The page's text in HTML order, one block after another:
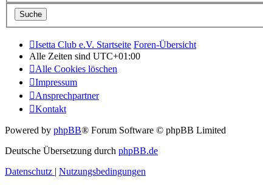
Isetta Club e.V. Startseite Foren-Übersicht
Alle Zeiten sind UTC+01:00
Alle Cookies löschen
Impressum
Ansprechpartner
Kontakt
Powered by phpBB® Forum Software © phpBB Limited
Deutsche Übersetzung durch phpBB.de
Datenschutz | Nutzungsbedingungen